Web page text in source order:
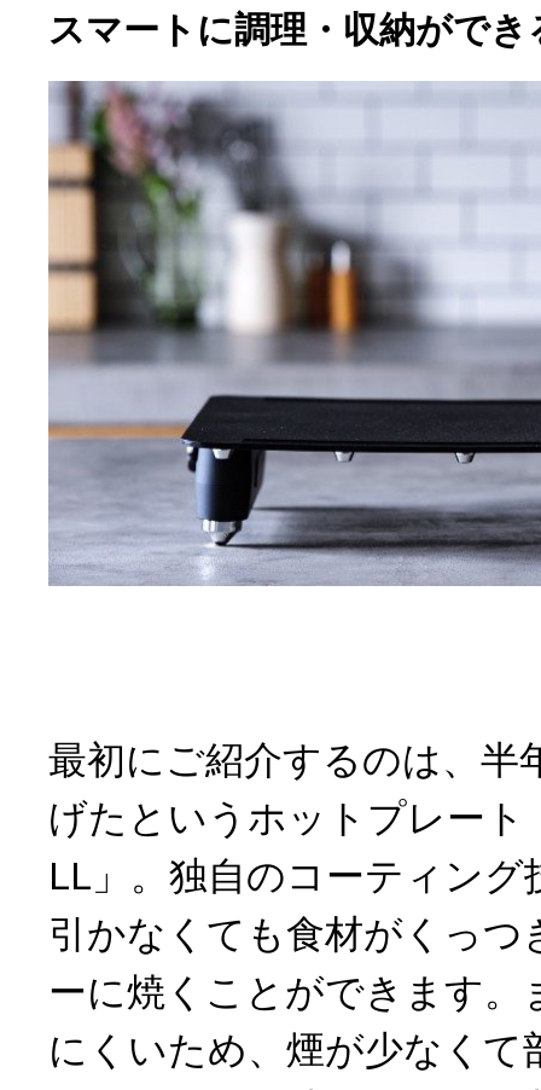
スマートに調理・収納がで
最初にご紹介するのは、半
げたというホットプレート
LL」。独自のコーティン
引かなくても食材がくっつ
ーに焼くことができます。
にくいため、煙が少なくて